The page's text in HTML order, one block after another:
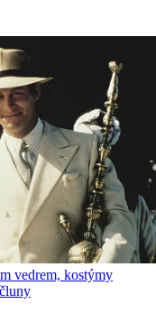
vedrem, kostýmy